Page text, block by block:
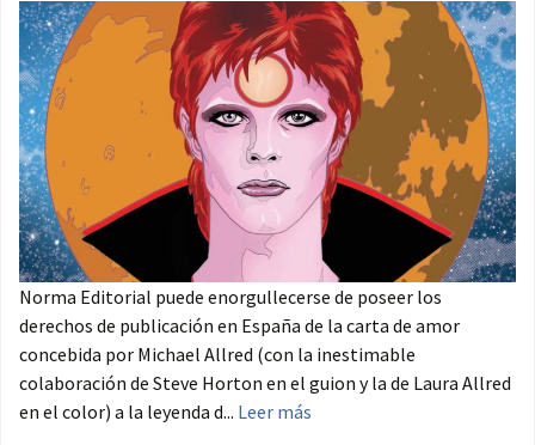
Norma Editorial puede enorgullecerse de poseer los
derechos de publicación en España de la carta de amor
concebida por Michael Allred (con la inestimable
colaboración de Steve Horton en el guion y la de Laura Allred
en el color) a la leyenda d... Leer más